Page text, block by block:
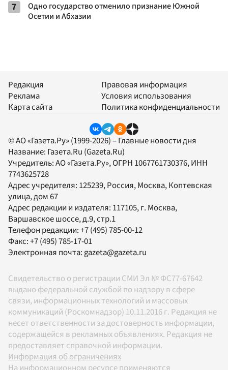
7
Одно государство отменило признание Южной
Осетии и Абхазии
Редакция
Реклама
Карта сайта
Правовая информация
Условия использования
Политика конфиденциальности
© АО «Газета.Ру» (1999-2026) – Главные новости дня
Название: Газета.Ru (Gazeta.Ru)
Учредитель:АО «Газета.Ру», ОГРН 1067761730376, ИНН
7743625728
Адрес учредителя: 125239, Россия, Москва, Коптевская
улица, дом 67
Адрес редакции и издателя: 117105, г. Москва,
Варшавское шоссе, д.9, стр.1
Телефон редакции:+7 (495) 785-00-12
Факс:+7 (495) 785-17-01
Электронная почта:gazeta@gazeta.ru
Свидетельство о регистрации СМИ Эл № ФС77-67642
выдано федеральной службой по надзору в сфере
связи, информационных технологий и массовых
коммуникаций (Роскомнадзор) 10.11.2016 г. Редакция не
несет ответственности за достоверность информации,
содержащейся в рекламных объявлениях. Редакция не
предоставляет справочной информации.
Информация об ограничениях